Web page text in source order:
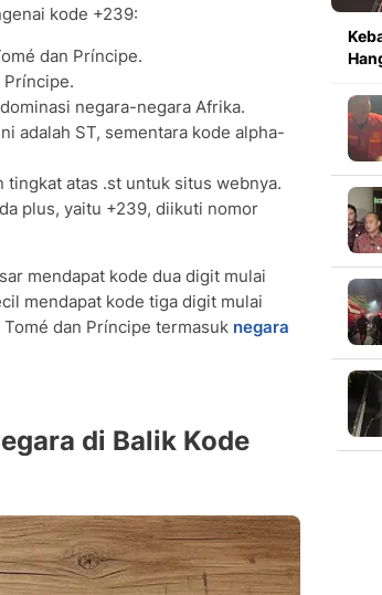
kode +239:
dan Príncipe.
Príncipe.
negara-negara Afrika.
adalah ST, sementara kode alpha-
tingkat atas .st untuk situs webnya.
plus, yaitu +239, diikuti nomor
mendapat kode dua digit mulai
mendapat kode tiga digit mulai
dan Príncipe termasuk negara
di Balik Kode